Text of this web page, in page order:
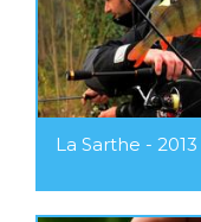
La Sarthe - 2013